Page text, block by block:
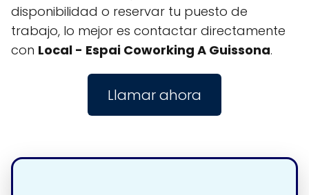
disponibilidad o reservar tu puesto de
trabajo, lo mejor es contactar directamente
con Local - Espai Coworking A Guissona.
Llamar ahora